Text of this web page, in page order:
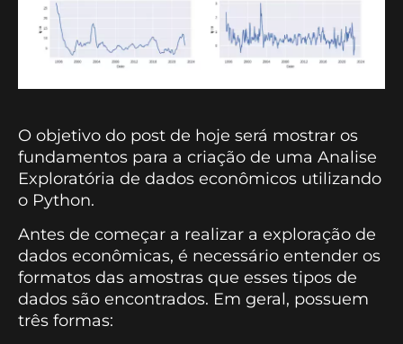
O objetivo do post de hoje será mostrar os
fundamentos para a criação de uma Analise
Exploratória de dados econômicos utilizando
o Python.
Antes de começar a realizar a exploração de
dados econômicas, é necessário entender os
formatos das amostras que esses tipos de
dados são encontrados. Em geral, possuem
três formas: